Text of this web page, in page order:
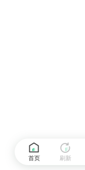
首页 刷新